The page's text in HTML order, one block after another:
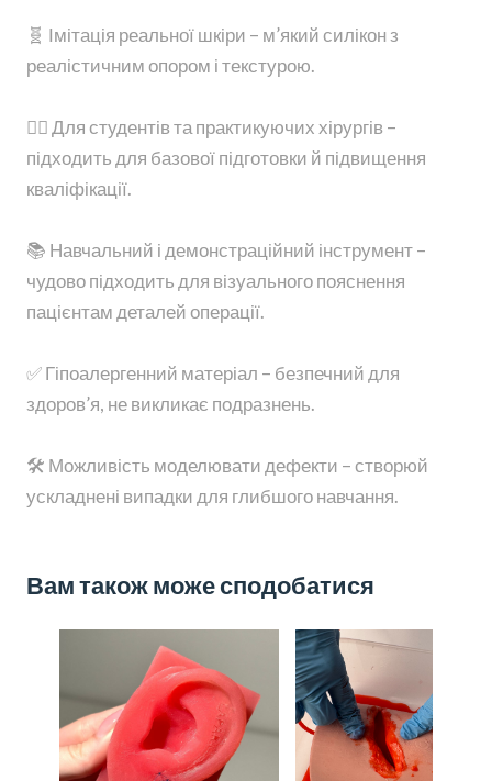
🧬 Імітація реальної шкіри – м’який силікон з
реалістичним опором і текстурою.
👨‍⚕️ Для студентів та практикуючих хірургів –
підходить для базової підготовки й підвищення
кваліфікації.
📚 Навчальний і демонстраційний інструмент –
чудово підходить для візуального пояснення
пацієнтам деталей операції.
✅ Гіпоалергенний матеріал – безпечний для
здоров’я, не викликає подразнень.
🛠 Можливість моделювати дефекти – створюй
ускладнені випадки для глибшого навчання.
Вам також може сподобатися